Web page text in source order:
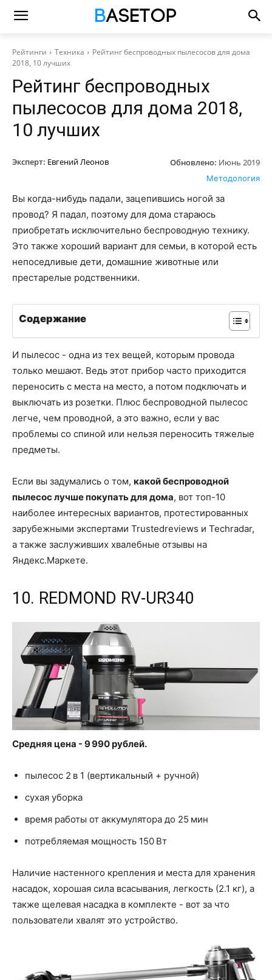
Рейтинги Техника
Рейтинг беспроводных пылесосов для дома
2018, 10 лучших
Рейтинг беспроводных
пылесосов для дома 2018,
10 лучших
Эксперт: Евгений Леонов Обновлено: Июнь 2019
Методология
Вы когда-нибудь падали, зацепившись ногой за
провод? Я падал, поэтому для дома стараюсь
приобретать исключительно беспроводную технику.
Это также хороший вариант для семьи, в которой есть
непоседливые дети, домашние животные или
престарелые родственники.
Содержание
И пылесос - одна из тех вещей, которым провода
только мешают. Ведь этот прибор часто приходится
переносить с места на место, а потом подключать и
выключать из розетки. Плюс беспроводной пылесос
легче, чем проводной, а это важно, если у вас
проблемы со спиной или нельзя переносить тяжелые
предметы.
Если вы задумались о том, какой беспроводной
пылесос лучше покупать для дома, вот топ-10
наиболее интересных вариантов, протестированных
зарубежными экспертами Trustedreviews и Techradar,
а также заслуживших хвалебные отзывы на
Яндекс.Маркете.
10. REDMOND RV-UR340
Средняя цена - 9 990 рублей.
пылесос 2 в 1 (вертикальный + ручной)
сухая уборка
время работы от аккумулятора до 25 мин
потребляемая мощность 150 Вт
Наличие настенного крепления и места для хранения
насадок, хорошая сила всасывания, легкость (2.1 кг), а
также щелевая насадка в комплекте - вот за что
пользователи хвалят это устройство.